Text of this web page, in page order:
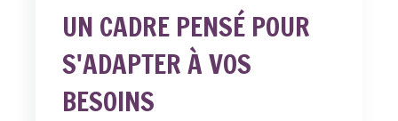
UN CADRE PENSÉ POUR
S'ADAPTER À VOS
BESOINS